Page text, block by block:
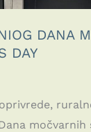
DANA
DAY